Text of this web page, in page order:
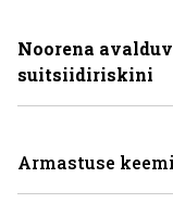
Noorena
suitsiidiriskini
Armastuse